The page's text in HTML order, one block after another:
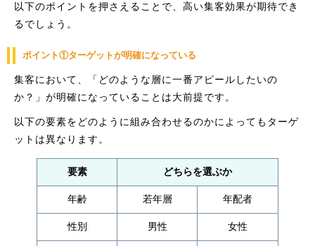
以下のポイントを押さえることで、高い集客効果が期待でき
るでしょう。
ポイント①ターゲットが明確になっている
集客において、「どのような層に一番アピールしたいの
か？」が明確になっていることは大前提です。
以下の要素をどのように組み合わせるのかによってもターゲ
ットは異なります。
要素 どちらを選ぶか
年齢 若年層 年配者
性別 男性 女性